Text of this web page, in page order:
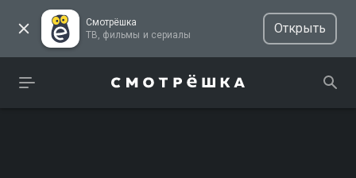
Смотрёшка
ТВ, фильмы и сериалы
Открыть